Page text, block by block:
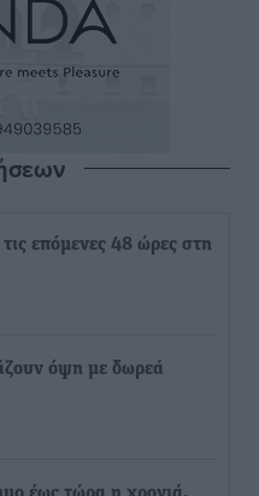
επόμενες 48 ώρες στη
όψη με δωρεά